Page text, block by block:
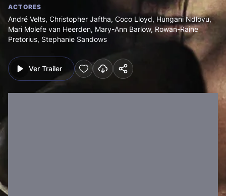
ACTORES
André Velts, Christopher Jaftha, Coco Lloyd, Hungani Ndlovu,
Mari Molefe van Heerden, Mary-Ann Barlow, Rowan-Raine
Pretorius, Stephanie Sandows
Ver Trailer